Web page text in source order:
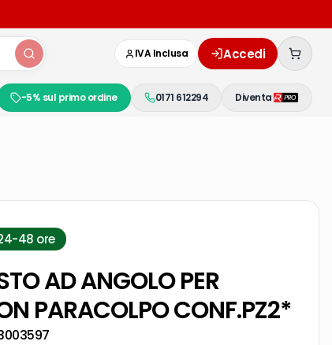
IVA Inclusa Accedi
-5% sul primo ordine 0171 612294 Diventa
48 ore
AD ANGOLO PER
PARACOLPO CONF.PZ2*